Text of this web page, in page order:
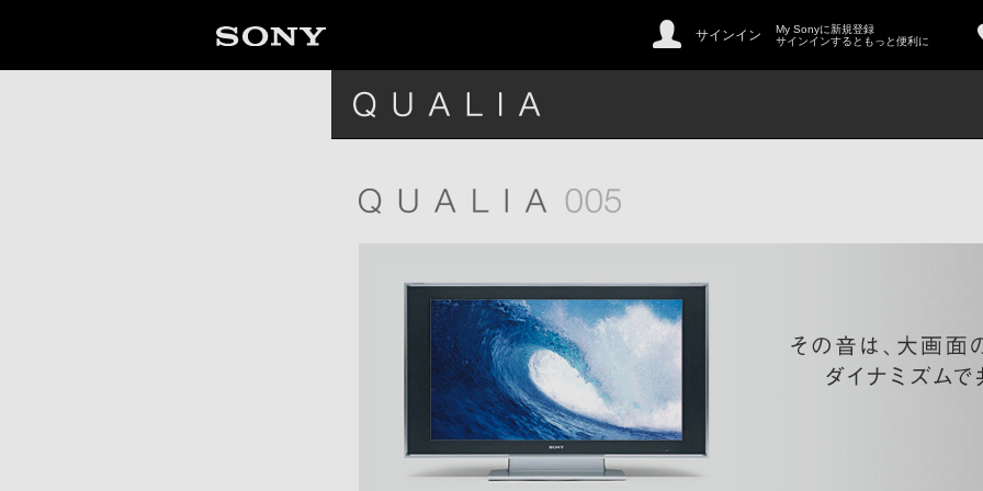
サインイン
My Sonyに新規登録
サインインするともっと便利に